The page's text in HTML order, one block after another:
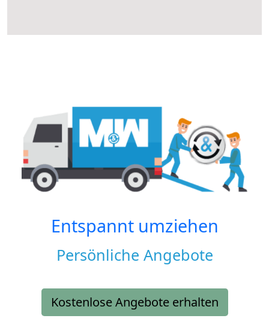
Entspannt umziehen
Persönliche Angebote
Kostenlose Angebote erhalten